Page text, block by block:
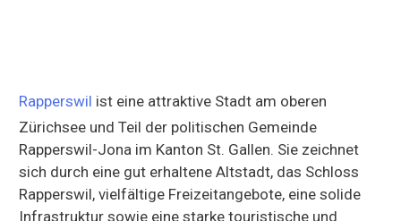
Rapperswil ist eine attraktive Stadt am oberen
Zürichsee und Teil der politischen Gemeinde
Rapperswil-Jona im Kanton St. Gallen. Sie zeichnet
sich durch eine gut erhaltene Altstadt, das Schloss
Rapperswil, vielfältige Freizeitangebote, eine solide
Infrastruktur sowie eine starke touristische und